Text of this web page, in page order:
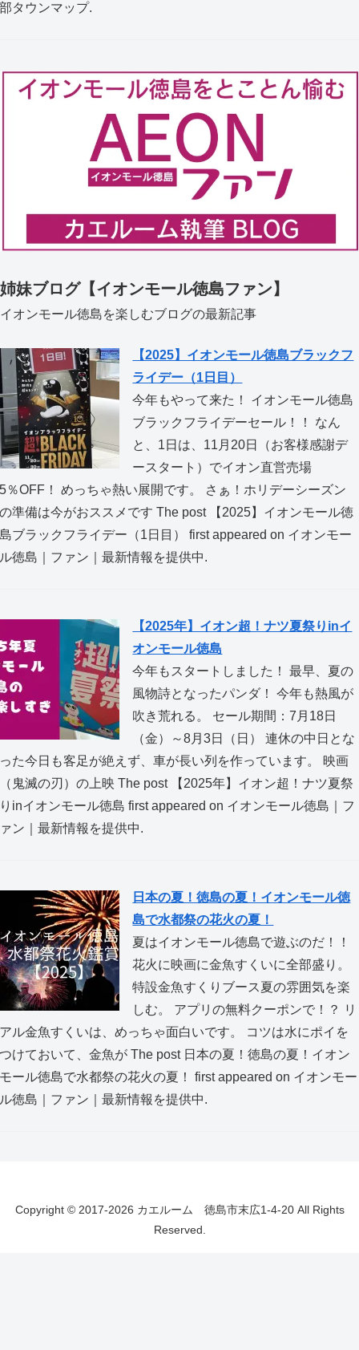
部タウンマップ.
姉妹ブログ【イオンモール徳島ファン】
イオンモール徳島を楽しむブログの最新記事
【2025】イオンモール徳島ブラックフ
ライデー（1日目）
今年もやって来た！ イオンモール徳島
ブラックフライデーセール！！ なん
と、1日は、11月20日（お客様感謝デ
ースタート）でイオン直営売場
5％OFF！ めっちゃ熱い展開です。 さぁ！ホリデーシーズン
の準備は今がおススメです The post 【2025】イオンモール徳
島ブラックフライデー（1日目） first appeared on イオンモー
ル徳島｜ファン｜最新情報を提供中.
【2025年】イオン超！ナツ夏祭りinイ
オンモール徳島
今年もスタートしました！ 最早、夏の
風物詩となったパンダ！ 今年も熱風が
吹き荒れる。 セール期間：7月18日
（金）～8月3日（日） 連休の中日とな
った今日も客足が絶えず、車が長い列を作っています。 映画
（鬼滅の刃）の上映 The post 【2025年】イオン超！ナツ夏祭
りinイオンモール徳島 first appeared on イオンモール徳島｜フ
ァン｜最新情報を提供中.
日本の夏！徳島の夏！イオンモール徳
島で水都祭の花火の夏！
夏はイオンモール徳島で遊ぶのだ！！
花火に映画に金魚すくいに全部盛り。
特設金魚すくりブース夏の雰囲気を楽
しむ。 アプリの無料クーポンで！？ リ
アル金魚すくいは、めっちゃ面白いです。 コツは水にポイを
つけておいて、金魚が The post 日本の夏！徳島の夏！イオン
モール徳島で水都祭の花火の夏！ first appeared on イオンモー
ル徳島｜ファン｜最新情報を提供中.
Copyright © 2017-2026 カエルーム 徳島市末広1-4-20 All Rights
Reserved.